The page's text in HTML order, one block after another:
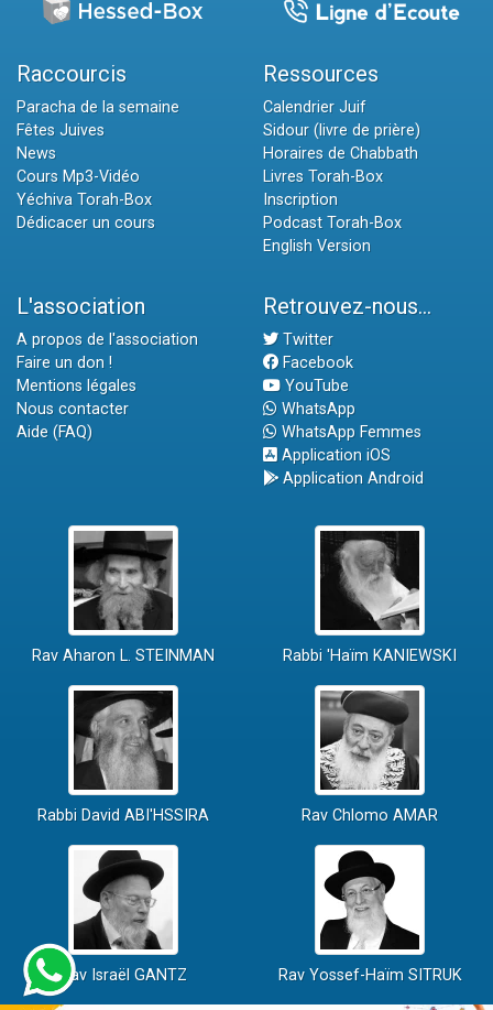
Raccourcis
Paracha de la semaine
Fêtes Juives
News
Cours Mp3-Vidéo
Yéchiva Torah-Box
Dédicacer un cours
Ressources
Calendrier Juif
Sidour (livre de prière)
Horaires de Chabbath
Livres Torah-Box
Inscription
Podcast Torah-Box
English Version
L'association
A propos de l'association
Faire un don !
Mentions légales
Nous contacter
Aide (FAQ)
Retrouvez-nous...
Twitter
Facebook
YouTube
WhatsApp
WhatsApp Femmes
Application iOS
Application Android
Rav Aharon L. STEINMAN Rabbi 'Haïm KANIEWSKI
Rabbi David ABI'HSSIRA Rav Chlomo AMAR
Rav Israël GANTZ Rav Yossef-Haïm SITRUK